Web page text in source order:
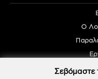
Ο
Σεβόμαστε